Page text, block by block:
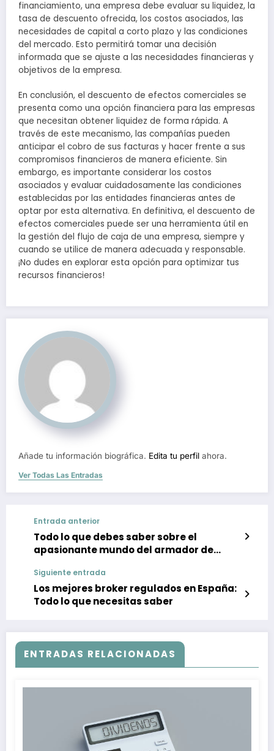
financiamiento, una empresa debe evaluar su liquidez, la
tasa de descuento ofrecida, los costos asociados, las
necesidades de capital a corto plazo y las condiciones
del mercado. Esto permitirá tomar una decisión
informada que se ajuste a las necesidades financieras y
objetivos de la empresa.
En conclusión, el descuento de efectos comerciales se
presenta como una opción financiera para las empresas
que necesitan obtener liquidez de forma rápida. A
través de este mecanismo, las compañías pueden
anticipar el cobro de sus facturas y hacer frente a sus
compromisos financieros de manera eficiente. Sin
embargo, es importante considerar los costos
asociados y evaluar cuidadosamente las condiciones
establecidas por las entidades financieras antes de
optar por esta alternativa. En definitiva, el descuento de
efectos comerciales puede ser una herramienta útil en
la gestión del flujo de caja de una empresa, siempre y
cuando se utilice de manera adecuada y responsable.
¡No dudes en explorar esta opción para optimizar tus
recursos financieros!
Añade tu información biográfica. Edita tu perfil ahora.
Ver Todas Las Entradas
Entrada anterior
Todo lo que debes saber sobre el
apasionante mundo del armador de
Siguiente entrada
Los mejores broker regulados en España:
Todo lo que necesitas saber
ENTRADAS RELACIONADAS